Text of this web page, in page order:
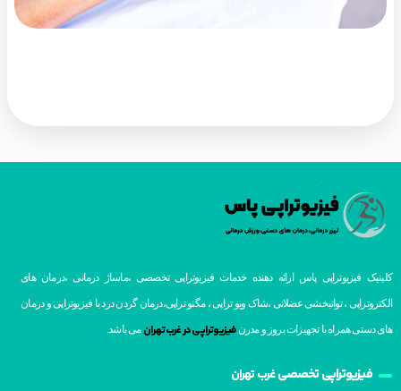
کلینیک فیزیوتراپی پاس ارائه دهنده خدمات فیزیوتراپی تخصصی ،ماساژ درمانی ،درمان های
الکتروتراپی ، توانبخشی عضلانی ،شاک ویو تراپی ، مگنو تراپی،درمان گردن درد با فیزیوتراپی و درمان
های دستی همراه با تجهیزات بروز و مدرنفیزیوتراپی در غرب تهران می باشد.
فیزیوتراپی تخصصیغرب تهران